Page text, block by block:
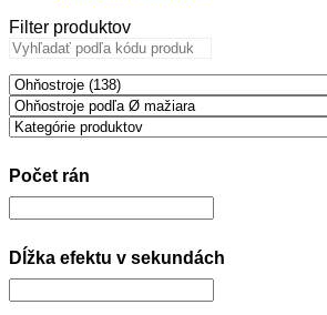
Filter produktov
Počet rán
Dĺžka efektu v sekundách